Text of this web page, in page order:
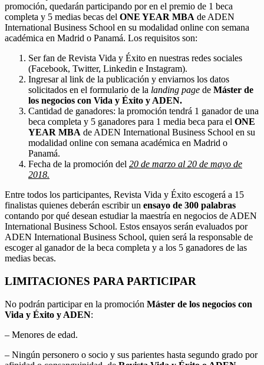
promoción, quedarán participando por en el premio de 1 beca
completa y 5 medias becas del ONE YEAR MBA de ADEN
International Business School en su modalidad online con semana
académica en Madrid o Panamá. Los requisitos son:
Ser fan de Revista Vida y Éxito en nuestras redes sociales
(Facebook, Twitter, Linkedin e Instagram).
Ingresar al link de la publicación y enviarnos los datos
solicitados en el formulario de la landing page de Máster de
los negocios con Vida y Éxito y ADEN.
Cantidad de ganadores: la promoción tendrá 1 ganador de una
beca completa y 5 ganadores para 1 media beca para el ONE
YEAR MBA de ADEN International Business School en su
modalidad online con semana académica en Madrid o
Panamá.
Fecha de la promoción del 20 de marzo al 20 de mayo de
2018.
Entre todos los participantes, Revista Vida y Éxito escogerá a 15
finalistas quienes deberán escribir un ensayo de 300 palabras
contando por qué desean estudiar la maestría en negocios de ADEN
International Business School. Estos ensayos serán evaluados por
ADEN International Business School, quien será la responsable de
escoger al ganador de la beca completa y a los 5 ganadores de las
medias becas.
LIMITACIONES PARA PARTICIPAR
No podrán participar en la promoción Máster de los negocios con
Vida y Éxito y ADEN:
– Menores de edad.
– Ningún personero o socio y sus parientes hasta segundo grado por